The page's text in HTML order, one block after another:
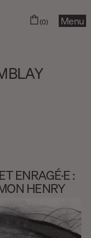
(0) Menu
ENRAGÉ·E :
HENRY